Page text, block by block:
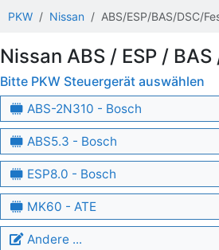
PKW Nissan ABS/ESP/BAS/DSC/
Nissan ABS / ESP /
Bitte PKW Steuergerät auswählen
ABS-2N310 - Bosch
ABS5.3 - Bosch
ESP8.0 - Bosch
MK60 - ATE
Andere ...